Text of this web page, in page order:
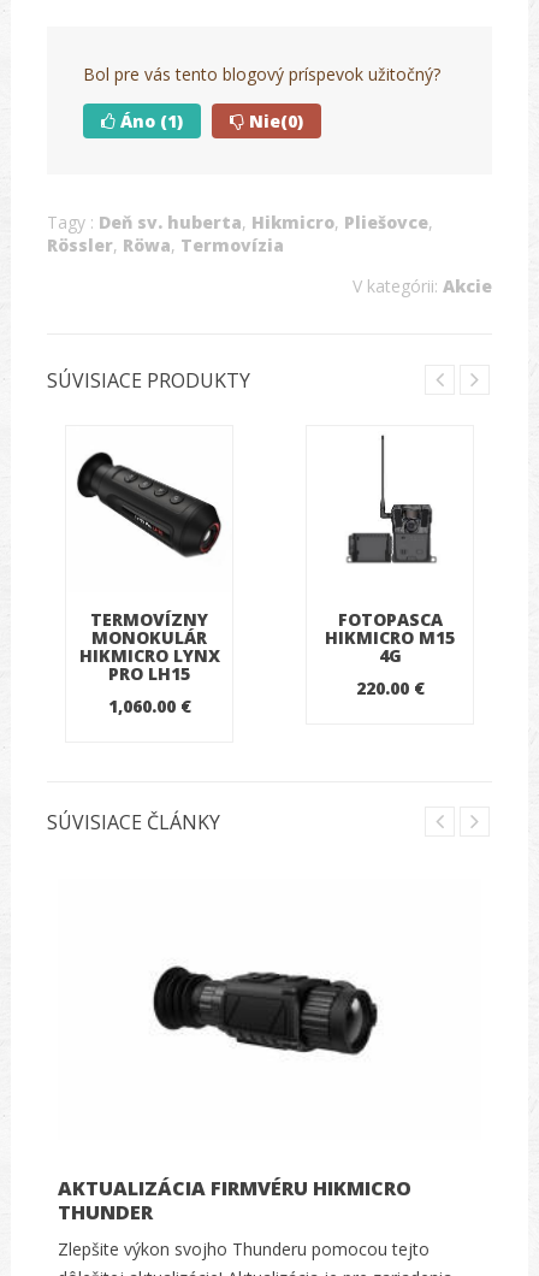
Bol pre vás tento blogový príspevok užitočný?
Áno (1) Nie(0)
Tagy : Deň sv. huberta, Hikmicro, Pliešovce,
Rössler, Röwa, Termovízia
V kategórii: Akcie
SÚVISIACE PRODUKTY
TERMOVÍZNY
MONOKULÁR
HIKMICRO LYNX
PRO LH15
1,060.00 €
FOTOPASCA
HIKMICRO M15
4G
220.00 €
SÚVISIACE ČLÁNKY
AKTUALIZÁCIA FIRMVÉRU HIKMICRO
THUNDER
Zlepšite výkon svojho Thunderu pomocou tejto